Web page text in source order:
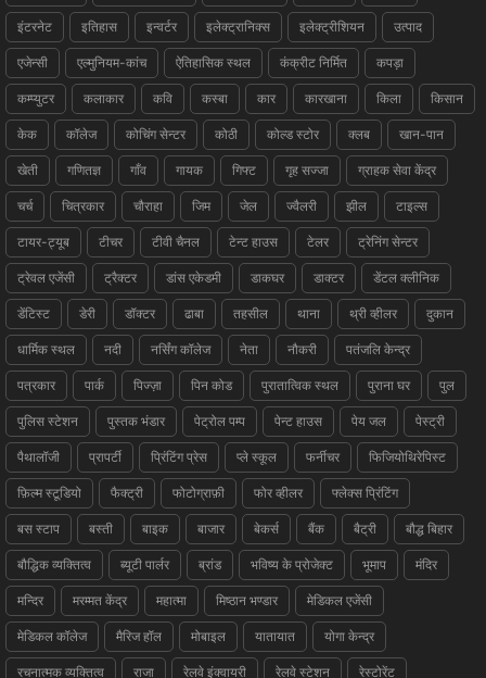
इंटरनेट इतिहास इन्वर्टर इलेक्ट्रानिक्स इलेक्ट्रीशियन उत्पाद
एजेन्सी एल्मुनियम-कांच ऐतिहासिक स्थल कंक्रीट निर्मित कपड़ा
कम्प्युटर कलाकार कवि कस्बा कार कारखाना किला किसान
केक कॉलेज कोचिंग सेन्टर कोठी कोल्ड स्टोर क्लब खान-पान
खेती गणितज्ञ गाँव गायक गिफ्ट गृह सज्जा ग्राहक सेवा केंद्र
चर्च चित्रकार चौराहा जिम जेल ज्वैलरी झील टाइल्स
टायर-ट्यूब टीचर टीवी चैनल टेन्ट हाउस टेलर ट्रेनिंग सेन्टर
ट्रेवल एजेंसी ट्रैक्टर डांस एकेडमी डाकघर डाक्टर डेंटल क्लीनिक
डेंटिस्ट डेरी डॉक्टर ढाबा तहसील थाना थ्री व्हीलर दुकान
धार्मिक स्थल नदी नर्सिंग कॉलेज नेता नौकरी पतंजलि केन्द्र
पत्रकार पार्क पिज्ज़ा पिन कोड पुरातात्विक स्थल पुराना घर पुल
पुलिस स्टेशन पुस्तक भंडार पेट्रोल पम्प पेन्ट हाउस पेय जल पेस्ट्री
पैथालॉजी प्रापर्टी प्रिंटिंग प्रेस प्ले स्कूल फर्नीचर फिजियोथिरेपिस्ट
फ़िल्म स्टूडियो फैक्ट्री फोटोग्राफ़ी फोर व्हीलर फ्लेक्स प्रिंटिंग
बस स्टाप बस्ती बाइक बाजार बेकर्स बैंक बैट्री बौद्ध बिहार
बौद्धिक व्यक्तित्व ब्यूटी पार्लर ब्रांड भविष्य के प्रोजेक्ट भूमाप मंदिर
मन्दिर मरम्मत केंद्र महात्मा मिष्ठान भण्डार मेडिकल एजेंसी
मेडिकल कॉलेज मैरिज हॉल मोबाइल यातायात योगा केन्द्र
रचनात्मक व्यक्तित्व राजा रेलवे इंक्वायरी रेलवे स्टेशन रेस्टोरेंट